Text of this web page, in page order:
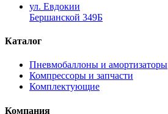
ул. Евдокии
Бершанской 349Б
Каталог
Пневмобаллоны и амортизаторы
Компрессоры и запчасти
Комплектующие
Компания